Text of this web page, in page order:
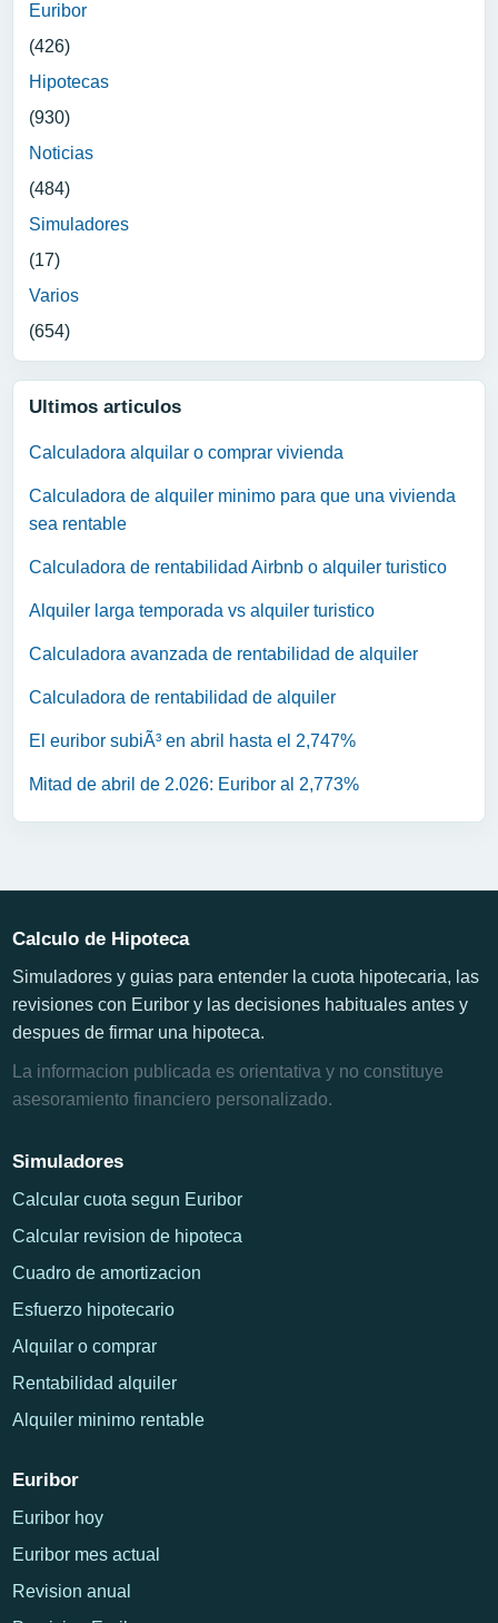
Euribor
(426)
Hipotecas
(930)
Noticias
(484)
Simuladores
(17)
Varios
(654)
Ultimos articulos
Calculadora alquilar o comprar vivienda
Calculadora de alquiler minimo para que una vivienda
sea rentable
Calculadora de rentabilidad Airbnb o alquiler turistico
Alquiler larga temporada vs alquiler turistico
Calculadora avanzada de rentabilidad de alquiler
Calculadora de rentabilidad de alquiler
El euribor subiÃ³ en abril hasta el 2,747%
Mitad de abril de 2.026: Euribor al 2,773%
Calculo de Hipoteca
Simuladores y guias para entender la cuota hipotecaria, las
revisiones con Euribor y las decisiones habituales antes y
despues de firmar una hipoteca.
La informacion publicada es orientativa y no constituye
asesoramiento financiero personalizado.
Simuladores
Calcular cuota segun Euribor
Calcular revision de hipoteca
Cuadro de amortizacion
Esfuerzo hipotecario
Alquilar o comprar
Rentabilidad alquiler
Alquiler minimo rentable
Euribor
Euribor hoy
Euribor mes actual
Revision anual